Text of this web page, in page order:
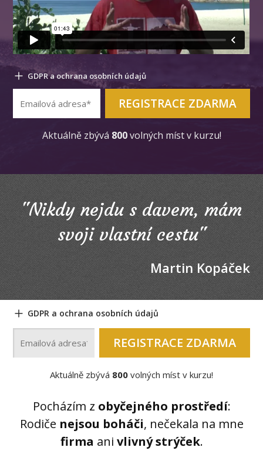
GDPR a ochrana osobních údajů
REGISTRACE ZDARMA
Aktuálně zbývá 800 volných míst v kurzu!
"Nikdy nejdu s davem, mám
svoji vlastní cestu"
Martin Kopáček
GDPR a ochrana osobních údajů
REGISTRACE ZDARMA
Aktuálně zbývá 800 volných míst v kurzu!
Pocházím z obyčejného prostředí:
Rodiče nejsou boháči, nečekala na mne
firma ani vlivný strýček.